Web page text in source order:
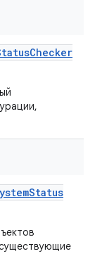
Checker
Status